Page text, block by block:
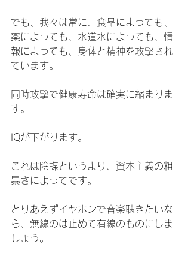
でも、我々は常に、食品によっても、
薬によっても、水道水によっても、情
報によっても、身体と精神を攻撃され
ています。
同時攻撃で健康寿命は確実に縮まりま
す。
IQが下がります。
これは陰謀というより、資本主義の粗
暴さによってです。
とりあえずイヤホンで音楽聴きたいな
ら、無線のは止めて有線のものにしま
しょう。